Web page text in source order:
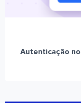
Autenticação